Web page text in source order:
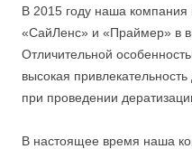
В 2015 году наша компания
«СайЛенс» и «Праймер» в
Отличительной
высокая
при проведении
В настоящее время наша